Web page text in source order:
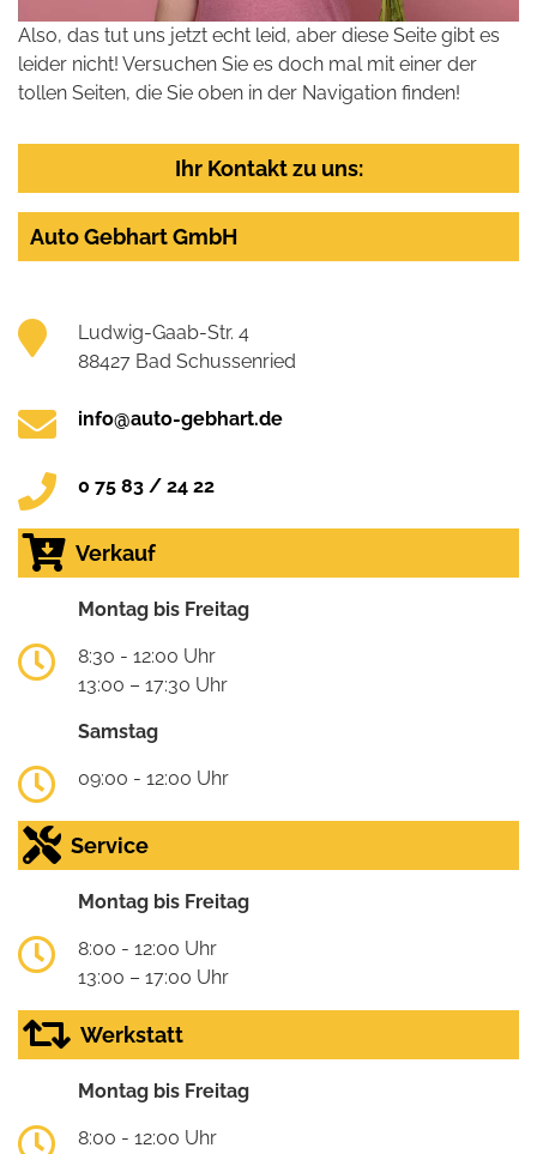
Also, das tut uns jetzt echt leid, aber diese Seite gibt es
leider nicht! Versuchen Sie es doch mal mit einer der
tollen Seiten, die Sie oben in der Navigation finden!
Ihr Kontakt zu uns:
Auto Gebhart GmbH
Ludwig-Gaab-Str. 4
88427 Bad Schussenried
info@auto-gebhart.de
0 75 83 / 24 22
Verkauf
Montag bis Freitag
8:30 - 12:00 Uhr
13:00 – 17:30 Uhr
Samstag
09:00 - 12:00 Uhr
Service
Montag bis Freitag
8:00 - 12:00 Uhr
13:00 – 17:00 Uhr
Werkstatt
Montag bis Freitag
8:00 - 12:00 Uhr